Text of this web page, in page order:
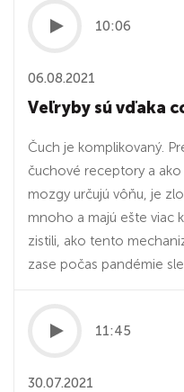
10:06
06.08.2021
Veľryby sú vďaka
Čuch je komplikovaný.
čuchové receptory a
mozgy určujú vôňu, je
mnoho a majú ešte viac
zistili, ako tento
zase počas pandémie
11:45
30.07.2021